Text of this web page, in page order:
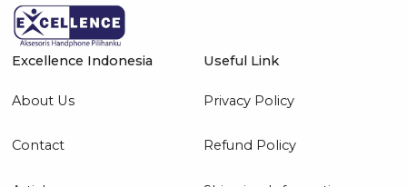
Excellence Indonesia
About Us
Contact
Useful Link
Privacy Policy
Refund Policy